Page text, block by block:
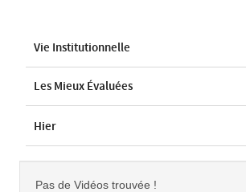
Vie Institutionnelle
Les Mieux Évaluées
Hier
Pas de Vidéos trouvée !